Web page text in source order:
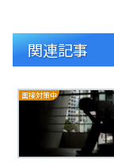
関連記事
面接対策中